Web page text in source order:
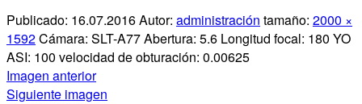
Publicado: 16.07.2016Autor: administración tamaño: 2000 ×
1592Cámara: SLT-A77Abertura: 5.6 Longitud focal: 180 YO
ASI: 100 velocidad de obturación: 0.00625
Imagen anterior
Siguiente imagen